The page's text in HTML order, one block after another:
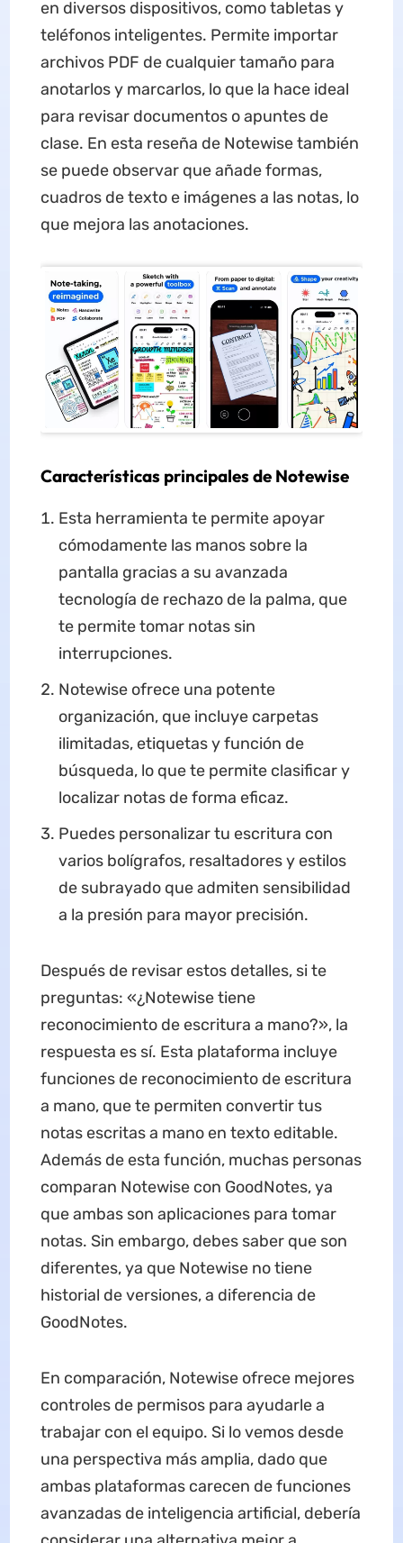
en diversos dispositivos, como tabletas y
teléfonos inteligentes. Permite importar
archivos PDF de cualquier tamaño para
anotarlos y marcarlos, lo que la hace ideal
para revisar documentos o apuntes de
clase. En esta reseña de Notewise también
se puede observar que añade formas,
cuadros de texto e imágenes a las notas, lo
que mejora las anotaciones.
Características principales de Notewise
Esta herramienta te permite apoyar
cómodamente las manos sobre la
pantalla gracias a su avanzada
tecnología de rechazo de la palma, que
te permite tomar notas sin
interrupciones.
Notewise ofrece una potente
organización, que incluye carpetas
ilimitadas, etiquetas y función de
búsqueda, lo que te permite clasificar y
localizar notas de forma eficaz.
Puedes personalizar tu escritura con
varios bolígrafos, resaltadores y estilos
de subrayado que admiten sensibilidad
a la presión para mayor precisión.
Después de revisar estos detalles, si te
preguntas: «¿Notewise tiene
reconocimiento de escritura a mano?», la
respuesta es sí. Esta plataforma incluye
funciones de reconocimiento de escritura
a mano, que te permiten convertir tus
notas escritas a mano en texto editable.
Además de esta función, muchas personas
comparan Notewise con GoodNotes, ya
que ambas son aplicaciones para tomar
notas. Sin embargo, debes saber que son
diferentes, ya que Notewise no tiene
historial de versiones, a diferencia de
GoodNotes.
En comparación, Notewise ofrece mejores
controles de permisos para ayudarle a
trabajar con el equipo. Si lo vemos desde
una perspectiva más amplia, dado que
ambas plataformas carecen de funciones
avanzadas de inteligencia artificial, debería